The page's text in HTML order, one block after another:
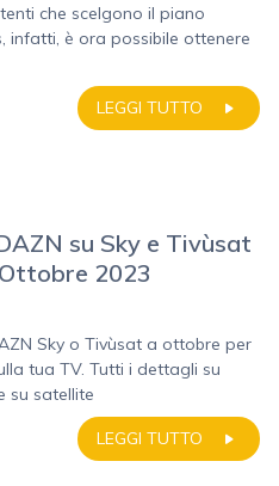
che scelgono il piano
infatti, è ora possibile ottenere
LEGGI TUTTO
su Sky e Tivùsat
2023
Sky o Tivùsat a ottobre per
tua TV. Tutti i dettagli su
su satellite
LEGGI TUTTO